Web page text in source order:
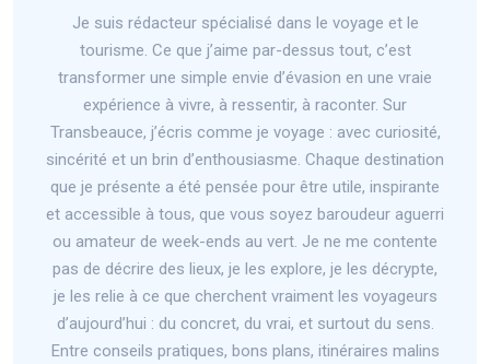
Je suis rédacteur spécialisé dans le voyage et le
tourisme. Ce que j’aime par-dessus tout, c’est
transformer une simple envie d’évasion en une vraie
expérience à vivre, à ressentir, à raconter. Sur
Transbeauce, j’écris comme je voyage : avec curiosité,
sincérité et un brin d’enthousiasme. Chaque destination
que je présente a été pensée pour être utile, inspirante
et accessible à tous, que vous soyez baroudeur aguerri
ou amateur de week-ends au vert. Je ne me contente
pas de décrire des lieux, je les explore, je les décrypte,
je les relie à ce que cherchent vraiment les voyageurs
d’aujourd’hui : du concret, du vrai, et surtout du sens.
Entre conseils pratiques, bons plans, itinéraires malins